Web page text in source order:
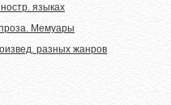
языках
Мемуары
разных жанров